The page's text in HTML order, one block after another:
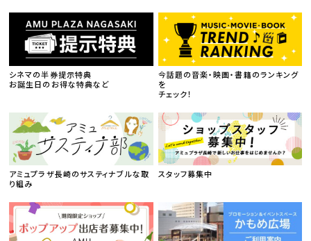
シネマの半券提示特典
お誕生日のお得な特典など
今話題の音楽・映画・書籍のランキング
を
チェック！
アミュプラザ長崎のサスティナブルな取
り組み
スタッフ募集中